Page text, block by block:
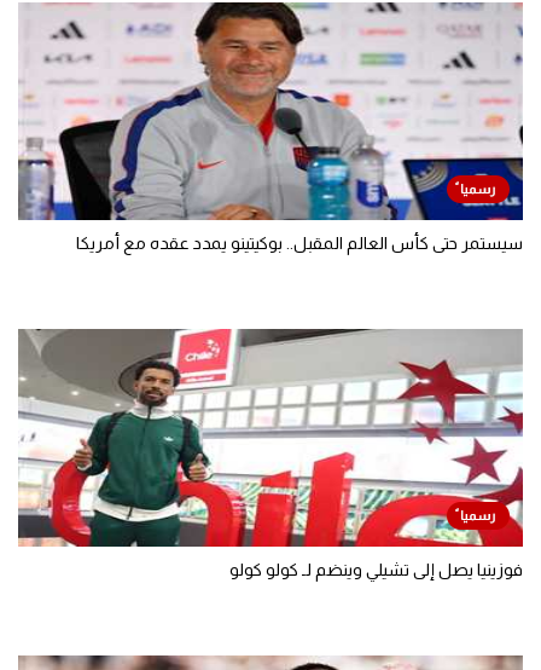
سيستمر حتى كأس العالم المقبل.. بوكيتينو يمدد عقده مع أمريكا
فوزينيا يصل إلى تشيلي وينضم لـ كولو كولو